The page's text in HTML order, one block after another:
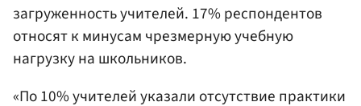
загруженность учителей. 17% респондентов
относят к минусам чрезмерную учебную
нагрузку на школьников.
«По 10% учителей указали отсутствие практики